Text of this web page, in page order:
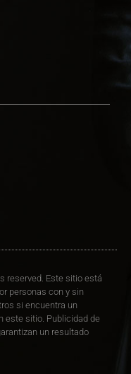
reserved. Este sitio está
personas con y sin
si encuentra un
este sitio. Publicidad de
un resultado